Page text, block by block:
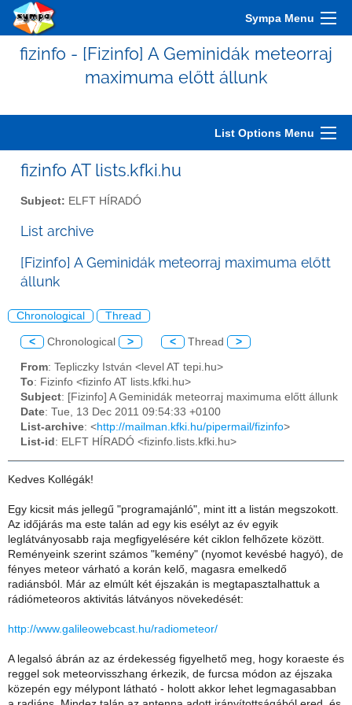
Sympa Menu
fizinfo - [Fizinfo] A Geminidák meteorraj
maximuma előtt állunk
List Options Menu
fizinfo AT lists.kfki.hu
Subject: ELFT HÍRADÓ
List archive
[Fizinfo] A Geminidák meteorraj maximuma előtt
állunk
Chronological Thread
< Chronological > < Thread >
From: Tepliczky István <level AT tepi.hu>
To: Fizinfo <fizinfo AT lists.kfki.hu>
Subject: [Fizinfo] A Geminidák meteorraj maximuma előtt állunk
Date: Tue, 13 Dec 2011 09:54:33 +0100
List-archive: <http://mailman.kfki.hu/pipermail/fizinfo>
List-id : ELFT HÍRADÓ <fizinfo.lists.kfki.hu>
Kedves Kollégák!
Egy kicsit más jellegű "programajánló", mint itt a listán megszokott.
Az időjárás ma este talán ad egy kis esélyt az év egyik
leglátványosabb raja megfigyelésére két ciklon felhőzete között.
Reményeink szerint számos "kemény" (nyomot kevésbé hagyó), de
fényes meteor várható a korán kelő, magasra emelkedő
radiánsból. Már az elmúlt két éjszakán is megtapasztalhattuk a
rádiómeteoros aktivitás látványos növekedését:
http://www.galileowebcast.hu/radiometeor/
A legalsó ábrán az az érdekesség figyelhető meg, hogy koraeste és
reggel sok meteorvisszhang érkezik, de furcsa módon az éjszaka
közepén egy mélypont látható - holott akkor lehet legmagasabban